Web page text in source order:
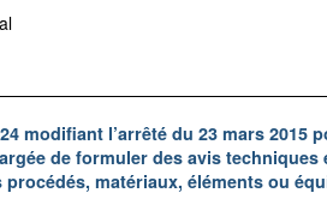
modifiant l’arrêté du 23 mars 2015
de formuler des avis
procédés, matériaux, éléments ou